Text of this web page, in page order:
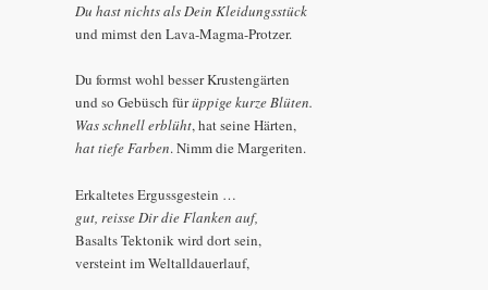
Du hast nichts als Dein Kleidungsstück
und mimst den Lava-Magma-Protzer.
Du formst wohl besser Krustengärten
und so Gebüsch fürüppige kurze Blüten.
Was schnell erblüht, hat seine Härten,
hat tiefe Farben. Nimm die Margeriten.
Erkaltetes Ergussgestein …
gut, reisse Dir die Flanken auf,
Basalts Tektonik wird dort sein,
versteint im Weltalldauerlauf,